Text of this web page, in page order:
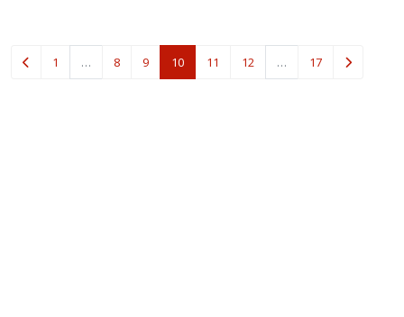
1 … 8 9 10(current)
11 12 … 17